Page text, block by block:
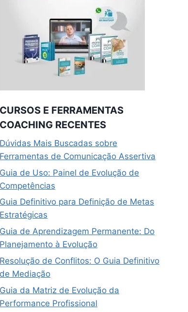
CURSOS E FERRAMENTAS
COACHING RECENTES
Dúvidas Mais Buscadas sobre
Ferramentas de Comunicação Assertiva
Guia de Uso: Painel de Evolução de
Competências
Guia Definitivo para Definição de Metas
Estratégicas
Guia de Aprendizagem Permanente: Do
Planejamento à Evolução
Resolução de Conflitos: O Guia Definitivo
de Mediação
Guia da Matriz de Evolução da
Performance Profissional